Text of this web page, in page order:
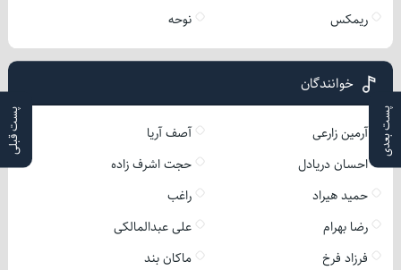
پست بعدی پست قبلی
ریمکس
نوحه
خوانندگان
آرمین زارعی
آصف آریا
احسان دریادل
حجت اشرف زاده
حمید هیراد
راغب
رضا بهرام
علی عبدالمالکی
فرزاد فرخ
ماکان بند